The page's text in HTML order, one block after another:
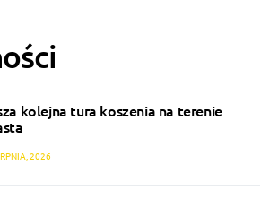
kolejna tura koszenia na terenie
2026